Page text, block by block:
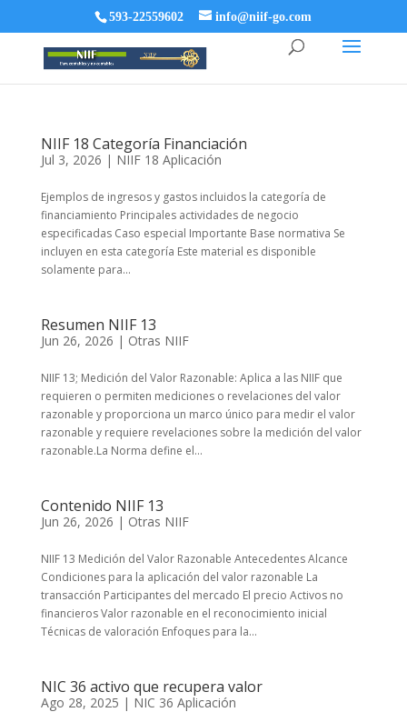
593-22559602 info@niif-go.com
NIIF 18 Categoría Financiación
Jul 3, 2026 | NIIF 18 Aplicación
Ejemplos de ingresos y gastos incluidos la categoría de
financiamiento Principales actividades de negocio
especificadas Caso especial Importante Base normativa Se
incluyen en esta categoría Este material es disponible
solamente para...
Resumen NIIF 13
Jun 26, 2026 | Otras NIIF
NIIF 13; Medición del Valor Razonable: Aplica a las NIIF que
requieren o permiten mediciones o revelaciones del valor
razonable y proporciona un marco único para medir el valor
razonable y requiere revelaciones sobre la medición del valor
razonable.La Norma define el...
Contenido NIIF 13
Jun 26, 2026 | Otras NIIF
NIIF 13 Medición del Valor Razonable Antecedentes Alcance
Condiciones para la aplicación del valor razonable La
transacción Participantes del mercado El precio Activos no
financieros Valor razonable en el reconocimiento inicial
Técnicas de valoración Enfoques para la...
NIC 36 activo que recupera valor
Ago 28, 2025 | NIC 36 Aplicación